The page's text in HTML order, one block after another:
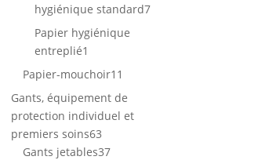
hygiénique standard77
Papier hygiénique
entreplié1
produit
Papier-mouchoir11
Gants, équipement de
protection individuel et
premiers soins63
produits
Gants jetables3737